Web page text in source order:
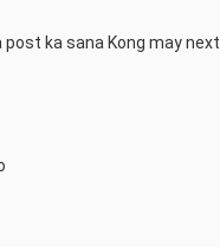
post ka sana Kong may next